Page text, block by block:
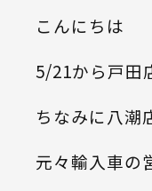
こんにちは
5/21から戸田
ちなみに八潮
元々輸入車の